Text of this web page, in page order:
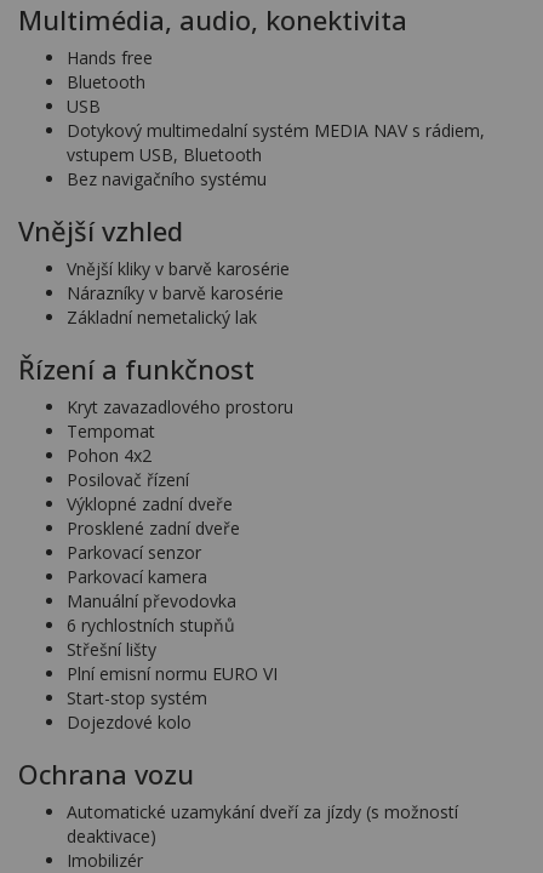
Multimédia, audio, konektivita
Hands free
Bluetooth
USB
Dotykový multimedalní systém MEDIA NAV s rádiem,
vstupem USB, Bluetooth
Bez navigačního systému
Vnější vzhled
Vnější kliky v barvě karosérie
Nárazníky v barvě karosérie
Základní nemetalický lak
Řízení a funkčnost
Kryt zavazadlového prostoru
Tempomat
Pohon 4x2
Posilovač řízení
Výklopné zadní dveře
Prosklené zadní dveře
Parkovací senzor
Parkovací kamera
Manuální převodovka
6 rychlostních stupňů
Střešní lišty
Plní emisní normu EURO VI
Start-stop systém
Dojezdové kolo
Ochrana vozu
Automatické uzamykání dveří za jízdy (s možností
deaktivace)
Imobilizér